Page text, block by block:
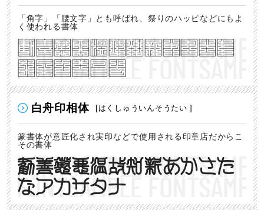
「角字」「腰文字」とも呼ばれ、祭りのハッピなどにもよ
く使われる書体
勧善懲悪温故知新あかさた
なアカサタナ
白舟印相体 [はくしゅういんそうたい ]
篆書体が意匠化され実印などで使用される印章店だからこ
その書体
勧善懲悪温故知新あかさた
なアカサタナ